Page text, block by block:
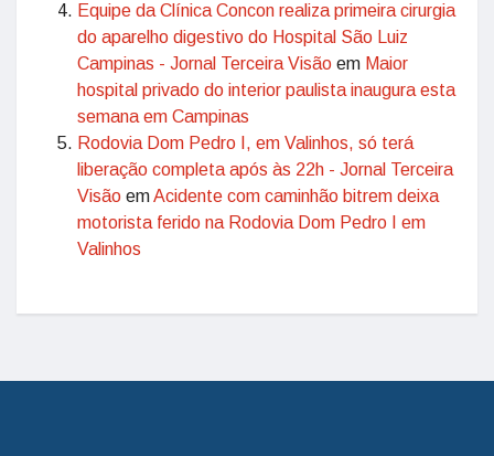
Equipe da Clínica Concon realiza primeira cirurgia
do aparelho digestivo do Hospital São Luiz
Campinas - Jornal Terceira Visão em Maior
hospital privado do interior paulista inaugura esta
semana em Campinas
Rodovia Dom Pedro I, em Valinhos, só terá
liberação completa após às 22h - Jornal Terceira
Visão emAcidente com caminhão bitrem deixa
motorista ferido na Rodovia Dom Pedro I em
Valinhos